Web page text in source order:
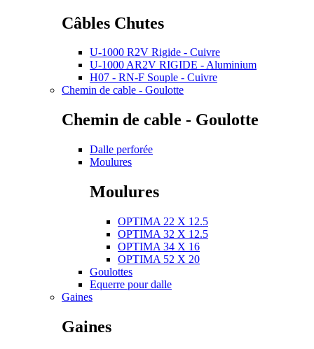
Câbles Chutes
U-1000 R2V Rigide - Cuivre
U-1000 AR2V RIGIDE - Aluminium
H07 - RN-F Souple - Cuivre
Chemin de cable - Goulotte
Chemin de cable - Goulotte
Dalle perforée
Moulures
Moulures
OPTIMA 22 X 12.5
OPTIMA 32 X 12.5
OPTIMA 34 X 16
OPTIMA 52 X 20
Goulottes
Equerre pour dalle
Gaines
Gaines